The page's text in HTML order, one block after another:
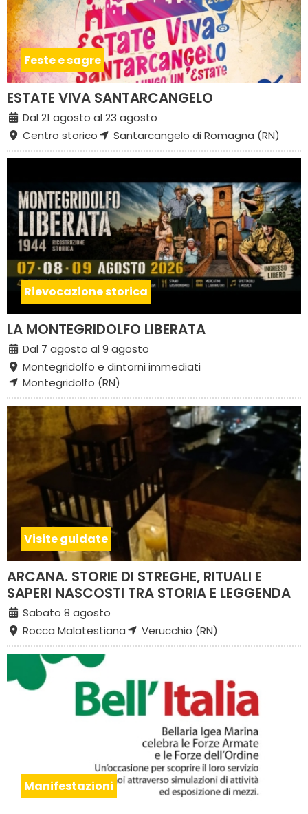
Feste e sagre
ESTATE VIVA SANTARCANGELO
Dal 21 agosto al 23 agosto
Centro storico
Santarcangelo di Romagna (RN)
Rievocazione storica
LA MONTEGRIDOLFO LIBERATA
Dal 7 agosto al 9 agosto
Montegridolfo e dintorni immediati
Montegridolfo (RN)
Visite guidate
ARCANA. STORIE DI STREGHE, RITUALI E
SAPERI NASCOSTI TRA STORIA E LEGGENDA
Sabato 8 agosto
Rocca Malatestiana
Verucchio (RN)
Manifestazioni